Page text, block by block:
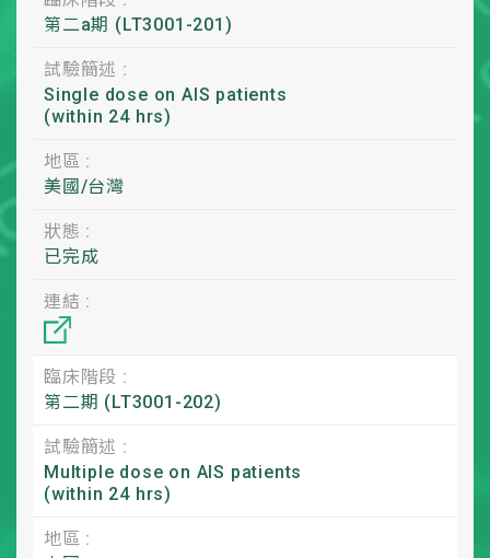
第二a期 (LT3001-201)
試驗簡述 :
Single dose on AIS patients
(within 24 hrs)
地區 :
美國/台灣
狀態 :
已完成
連結 :
臨床階段 :
第二期 (LT3001-202)
試驗簡述 :
Multiple dose on AIS patients
(within 24 hrs)
地區 :